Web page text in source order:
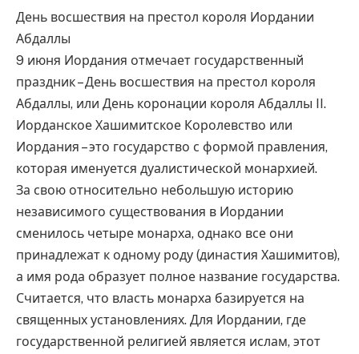
День восшествия на престол короля Иордании
Абдаллы
9 июня Иордания отмечает государственный
праздник – День восшествия на престол короля
Абдаллы, или День коронации короля Абдаллы II.
Иорданское Хашимитское Королевство или
Иордания – это государство с формой правления,
которая именуется дуалистической монархией.
За свою относительно небольшую историю
независимого существования в Иордании
сменилось четыре монарха, однако все они
принадлежат к одному роду (династия Хашимитов),
а имя рода образует полное название государства.
Считается, что власть монарха базируется на
священных установлениях. Для Иордании, где
государственной религией является ислам, этот